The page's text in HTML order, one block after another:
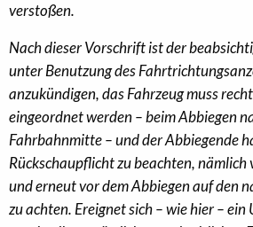
verstoßen.
Nach dieser Vorschrift ist der
unter Benutzung des
anzukündigen, das Fahrzeug muss
eingeordnet werden – beim Abbiegen
Fahrbahnmitte – und der Abbiegende
Rückschaupflicht zu beachten, nämlich
und erneut vor dem Abbiegen auf den
zu achten. Ereignet sich – wie hier – ein